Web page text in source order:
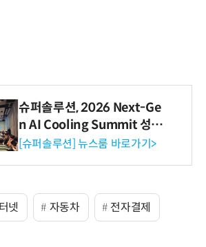
슈퍼솔루션, 2026 Next-Ge
n AI Cooling Summit 성황
리 성료
[슈퍼솔루션] 뉴스룸 바로가기>
넷 자동차 전자결제